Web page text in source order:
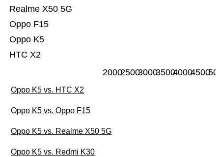
HTC X2
Oppo K5
Oppo F15
Realme X50 5G
200025003000350040004500
Oppo K5 vs. HTC X2
Oppo K5 vs. Oppo F15
Oppo K5 vs. Realme X50 5G
Oppo K5 vs. Redmi K30